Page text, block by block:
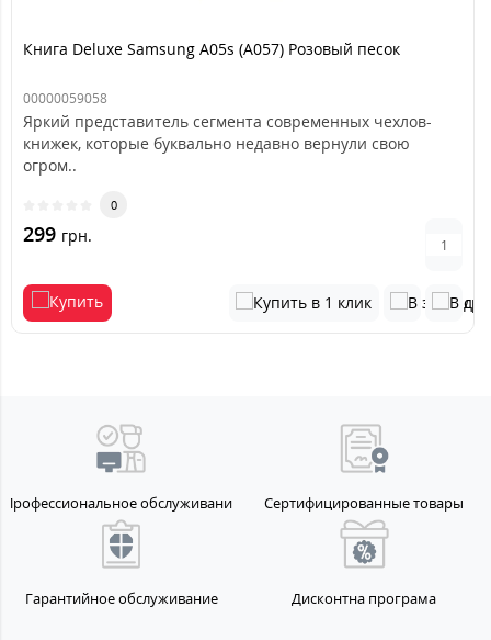
Книга Deluxe Samsung A05s (A057) Розовый песок
00000059058
Яркий представитель сегмента современных чехлов-
книжек, которые буквально недавно вернули свою
огром..
0
299 грн.
Профессиональное обслуживание Сертифицированные товары
Гарантийное обслуживание Дисконтна програма